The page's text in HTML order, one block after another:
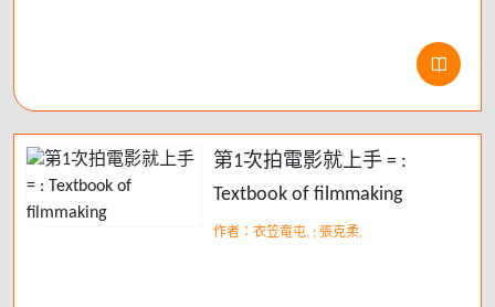
第1次拍電影就上手 = :
Textbook of filmmaking
作者：衣笠竜屯, ; 張克柔,